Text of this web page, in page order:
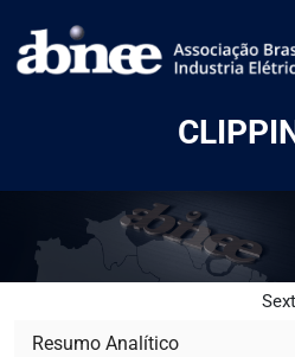
Resumo Analítico